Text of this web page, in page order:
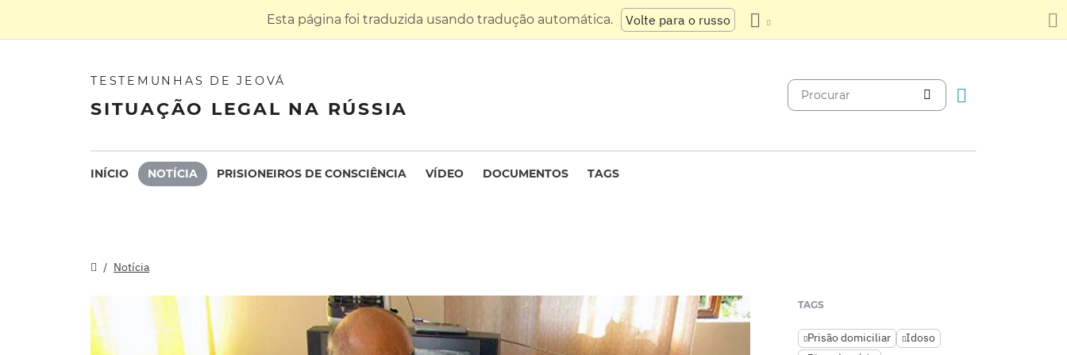
Esta página foi traduzida usando tradução automática. Volte para o russo
TESTEMUNHAS DE JEOVÁ
SITUAÇÃO LEGAL NA RÚSSIA
INÍCIO NOTÍCIA PRISIONEIROS DE CONSCIÊNCIA VÍDEO DOCUMENTOS TAGS
Notícia
TAGS
Prisão domiciliar
Idoso